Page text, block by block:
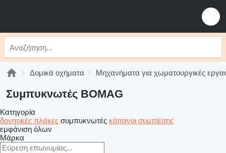
Δομικά οχήματα Μηχανήματα για χωματουργικές
Συμπυκνωτές BOMAG
Κατηγορία
δονητικές πλάκες συμπυκνωτές κόπανοι συμπίεσης
εμφάνιση όλων
Μάρκα